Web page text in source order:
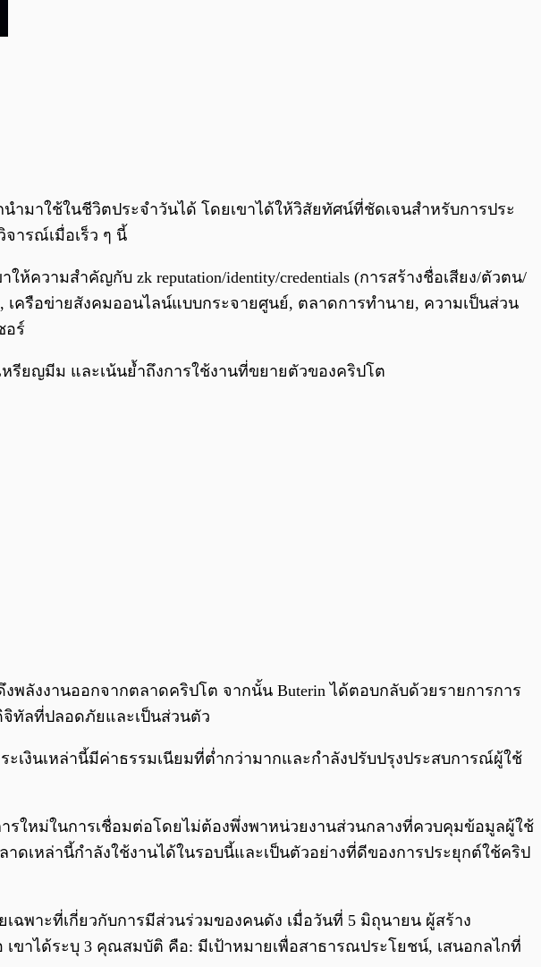
0:00 /
นำมาใช้ในชีวิตประจำวันได้ โดยเขาได้ให้วิสัยทัศน์ที่ชัดเจนสำหรับการประ
ารณ์เมื่อเร็ว ๆ นี้
ความสำคัญกับ zk reputation/identity/credentials (การสร้างชื่อเสียง/ตัวตน/
เครือข่ายสังคมออนไลน์แบบกระจายศูนย์, ตลาดการทำนาย, ความเป็นส่วน
อร์
รียญมีม และเน้นย้ำถึงการใช้งานที่ขยายตัวของคริปโต
พลังงานออกจากตลาดคริปโต จากนั้น Buterin ได้ตอบกลับด้วยรายการการ
จิทัลที่ปลอดภัยและเป็นส่วนตัว
ะเงินเหล่านี้มีค่าธรรมเนียมที่ต่ำกว่ามากและกำลังปรับปรุงประสบการณ์ผู้ใช้
ใหม่ในการเชื่อมต่อโดยไม่ต้องพึ่งพาหน่วยงานส่วนกลางที่ควบคุมข้อมูลผู้ใช้
ดเหล่านี้กำลังใช้งานได้ในรอบนี้และเป็นตัวอย่างที่ดีของการประยุกต์ใช้คริป
ฉพาะที่เกี่ยวกับการมีส่วนร่วมของคนดัง เมื่อวันที่ 5 มิถุนายน ผู้สร้าง
ขาได้ระบุ 3 คุณสมบัติ คือ: มีเป้าหมายเพื่อสาธารณประโยชน์, เสนอกลไกที่